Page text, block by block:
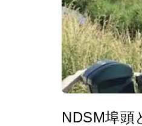
NDSM埠頭